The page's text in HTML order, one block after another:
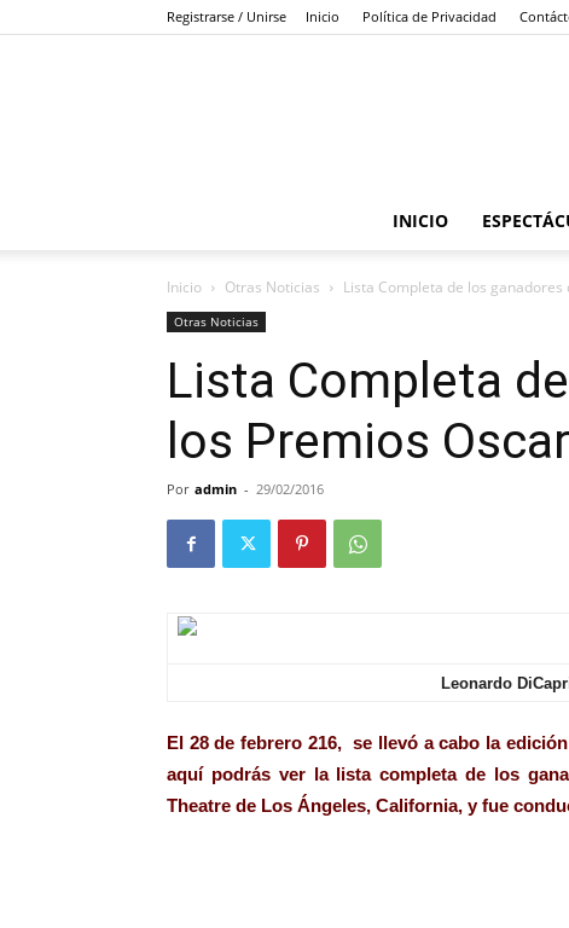
Registrarse / Unirse Inicio Política de Privacidad
INICIO
Inicio Otras Noticias Lista Completa de los
Otras Noticias
Lista Completa
los Premios
Por admin - 29/02/2016
Leonardo
El 28 de febrero 216, se llevó a cabo la
aquí podrás ver la lista completa de los
Theatre de Los Ángeles, California, y fue